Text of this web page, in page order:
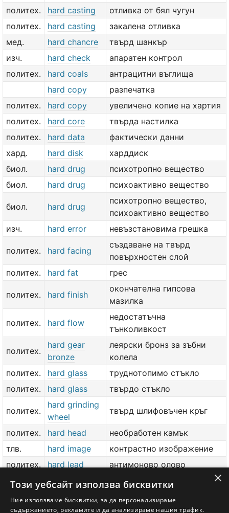
политех.
hard casting
отливка от бял чугун
политех.
hard casting
закалена отливка
мед.
hard chancre
твърд шанкър
изч.
hard check
апаратен контрол
политех.
hard coals
антрацитни въглища
hard copy
разпечатка
политех.
hard copy
увеличено копие на хартия
политех.
hard core
твърда настилка
политех.
hard data
фактически данни
хард.
hard disk
харддиск
биол.
hard drug
психотропно вещество
биол.
hard drug психоактивно вещество
биол. hard drug
психотропно вещество,
психоактивно вещество
изч.
hard error невъзстановима грешка
политех. hard facing
създаване на твърд
повърхностен слой
политех.
hard fat грес
политех. hard finish
окончателна гипсова
мазилка
политех. hard flow
недостатъчна
тънколивкост
политех.
hard gear
bronze
леярски бронз за зъбни
колела
политех.
hard glass
труднотопимо стъкло
политех.
hard glass твърдо стъкло
политех.
hard grinding
wheel
твърд шлифовъчен кръг
политех. hard head
необработен камък
тлв.
hard image
контрастно изображение
политех.
hard lead
антимоново олово
политех.
hard lighting
контрастно осветление
пол.
hard line
×
Този уебсайт използва бисквитки
Ние използваме бисквитки, за да персонализираме
съдържанието, рекламите и да анализираме нашия трафик.